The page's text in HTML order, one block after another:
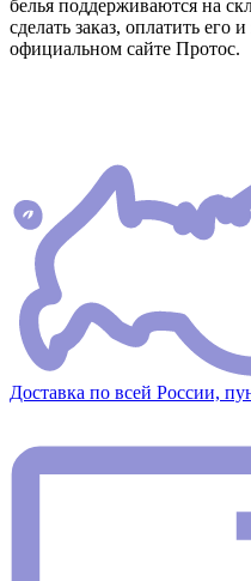
белья поддерживаются на
сделать заказ, оплатить его
официальном сайте Протос.
Доставка по всей России,